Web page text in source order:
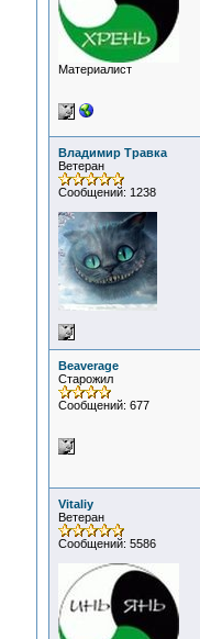
Материалист
Владимир Травка
Ветеран
Сообщений: 1238
Beaverage
Старожил
Сообщений: 677
Vitaliy
Ветеран
Сообщений: 5586